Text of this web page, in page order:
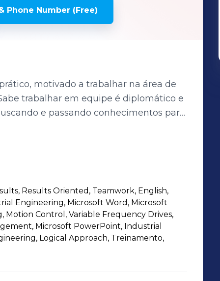
Phone Number (Free)
motivado a trabalhar na área de
trabalhar em equipe é diplomático e
e passando conhecimentos para
e agenda para maximizar os
que contribui para seu
Participou de atividades extra-
Results Oriented, Teamwork, English,
Engineering, Microsoft Word, Microsoft
Motion Control, Variable Frequency Drives,
Microsoft PowerPoint, Industrial
Logical Approach, Treinamento,